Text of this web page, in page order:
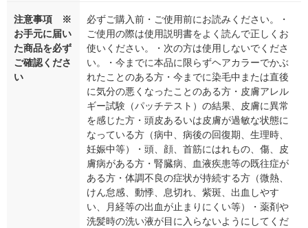
注意事項 ※
お手元に届い
た商品を必ず
ご確認くださ
い
必ずご購入前・ご使用前にお読みください。・
ご使用の際は使用説明書をよく読んで正しくお
使いください。・次の方は使用しないでくださ
い。・今までに本品に限らずヘアカラーでかぶ
れたことのある方・今までに染毛中または直後
に気分の悪くなったことのある方・皮膚アレル
ギー試験（パッチテスト）の結果、皮膚に異常
を感じた方・頭皮あるいは皮膚が過敏な状態に
なっている方（病中、病後の回復期、生理時、
妊娠中等）・頭、顔、首筋にはれもの、傷、皮
膚病がある方・腎臓病、血液疾患等の既往症が
ある方・体調不良の症状が持続する方（微熱、
けん怠感、動悸、息切れ、紫斑、出血しやす
い、月経等の出血が止まりにくい等）・薬剤や
洗髪時の洗い液が目に入らないようにしてくだ